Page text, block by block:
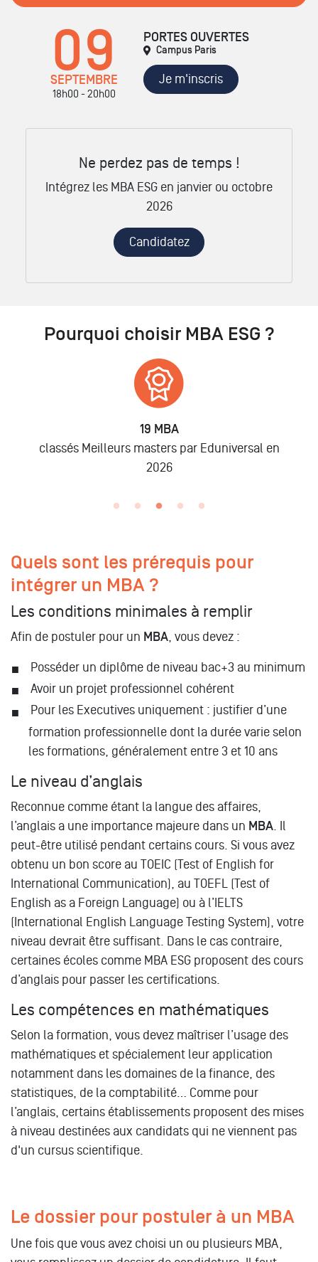
09
SEPTEMBRE
18h00 - 20h00
PORTES OUVERTES
Campus Paris
Je m'inscris
Ne perdez pas de temps !
Intégrez les MBA ESG en janvier ou octobre
2026
Candidatez
Pourquoi choisir MBA ESG ?
19 MBA
classés Meilleurs masters par Eduniversal en
2026
Quels sont les prérequis pour
intégrer un MBA ?
Les conditions minimales à remplir
Afin de postuler pour un MBA , vous devez :
Posséder un diplôme de niveau bac+3 au minimum
Avoir un projet professionnel cohérent
Pour les Executives uniquement : justifier d’une
formation professionnelle dont la durée varie selon
les formations, généralement entre 3 et 10 ans
Le niveau d’anglais
Reconnue comme étant la langue des affaires,
l’anglais a une importance majeure dans un MBA . Il
peut-être utilisé pendant certains cours. Si vous avez
obtenu un bon score au TOEIC (Test of English for
International Communication), au TOEFL (Test of
English as a Foreign Language) ou à l’IELTS
(International English Language Testing System), votre
niveau devrait être suffisant. Dans le cas contraire,
certaines écoles comme MBA ESG proposent des cours
d’anglais pour passer les certifications.
Les compétences en mathématiques
Selon la formation, vous devez maîtriser l’usage des
mathématiques et spécialement leur application
notamment dans les domaines de la finance, des
statistiques, de la comptabilité… Comme pour
l’anglais, certains établissements proposent des mises
à niveau destinées aux candidats qui ne viennent pas
d'un cursus scientifique.
Le dossier pour postuler à un MBA
Une fois que vous avez choisi un ou plusieurs MBA,